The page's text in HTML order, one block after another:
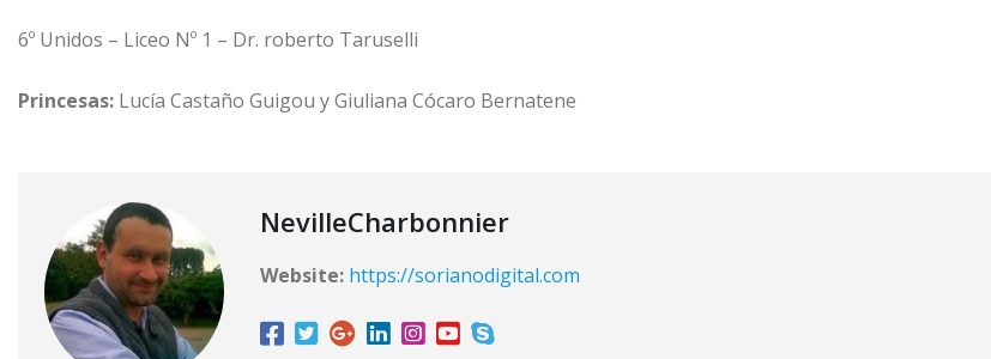
6º Unidos – Liceo Nº 1 – Dr. roberto Taruselli
Princesas: Lucía Castaño Guigou y Giuliana Cócaro Bernatene
NevilleCharbonnier
Website: https://sorianodigital.com